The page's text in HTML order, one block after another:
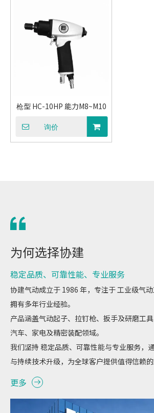
枪型 HC-10HP 能力M8~M10
询价
为何选择协建
稳定品质、可靠性能、专业服务
协建气动成立于 1986 年，专注于 工业级气动
拥有多年行业经验。
产品涵盖气动起子、拉钉枪、扳手及研磨工具
汽车、家电及精密装配领域。
我们坚持 稳定品质、可靠性能与专业服务，
与持续技术升级，为全球客户提供值得信赖的
更多